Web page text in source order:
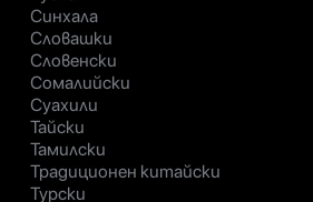
Синхала
Словашки
Словенски
Сомалийски
Суахили
Тайски
Тамилски
Традиционен китайски
Турски